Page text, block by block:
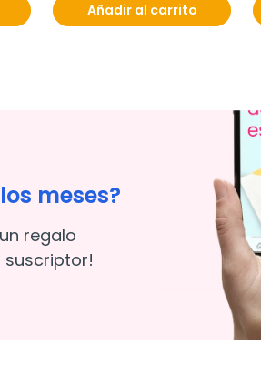
Añadir al carrito
meses?
regalo